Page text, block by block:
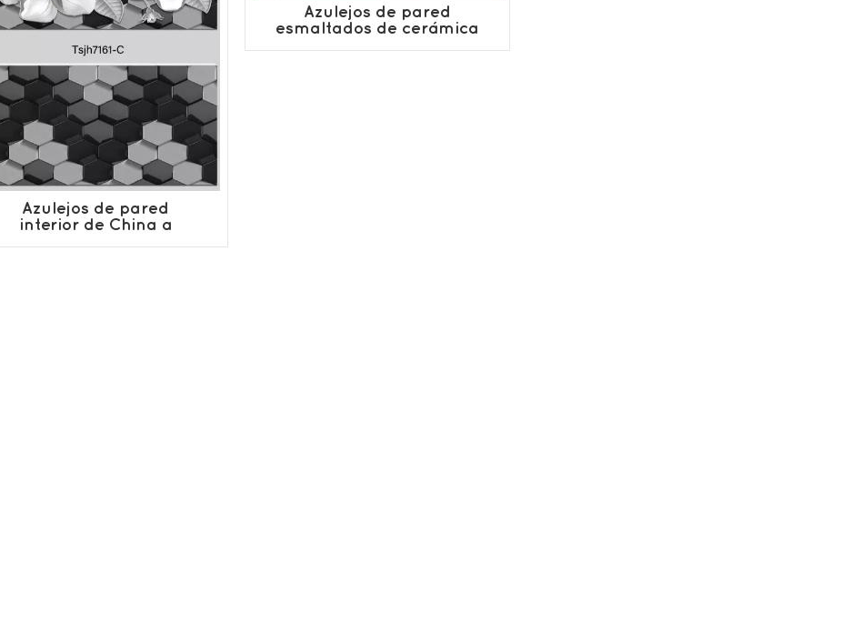
Azulejos de pared
interior de China a
Azulejos de pared
esmaltados de cerámica